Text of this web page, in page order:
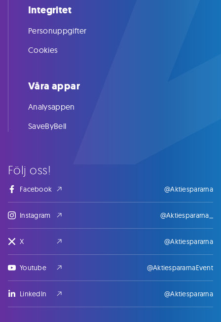
Följ oss!
Facebook @Aktiespararna
Instagram @Aktiespararna_
X @Aktiespararna
Youtube @AktiespararnaEvent
LinkedIn @Aktiespararna
Integritet
Personuppgifter
Cookies
Våra appar
Analysappen
SaveByBell